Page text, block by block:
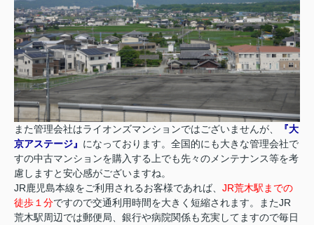
また管理会社はライオンズマンションではございませんが、
『大
京アステージ』 になっております。全国的にも大きな管理会社で
すの中古マンションを購入する上でも先々のメンテナンス等を考
慮しますと安心感がございますね。
JR鹿児島本線をご利用されるお客様であれば、 JR荒木駅までの
徒歩１分ですので交通利用時間を大きく短縮されます。またJR
荒木駅周辺では郵便局、銀行や病院関係も充実してますので毎日